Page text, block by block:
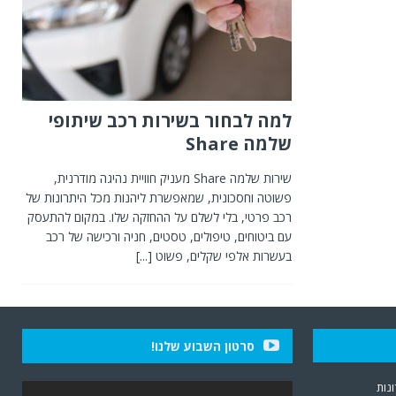
למה לבחור בשירות רכב שיתופי
שלמה Share
שירות שלמה Share מעניק חוויית נהיגה מודרנית,
פשוטה וחסכונית, שמאפשרת ליהנות מכל היתרונות של
רכב פרטי, בלי לשלם על ההחזקה שלו. במקום להתעסק
עם ביטוחים, טיפולים, טסטים, חניה ורכישה של רכב
בעשרות אלפי שקלים, פשוט [...]
סרטון השבוע שלנו!